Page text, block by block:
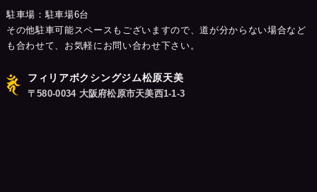
駐車場：駐車場6台
その他駐車可能スペースもございますので、道が分からない場合など
も合わせて、お気軽にお問い合わせ下さい。
フィリアボクシングジム松原天美
〒580-0034 大阪府松原市天美西1-1-3